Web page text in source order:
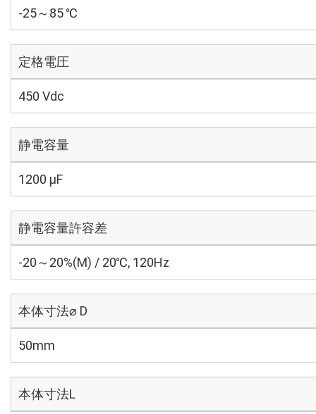
-25～85 ℃
定格電圧
450 Vdc
静電容量
1200 µF
静電容量許容差
-20～20%(M) / 20℃, 120Hz
本体寸法⌀ D
50mm
本体寸法L